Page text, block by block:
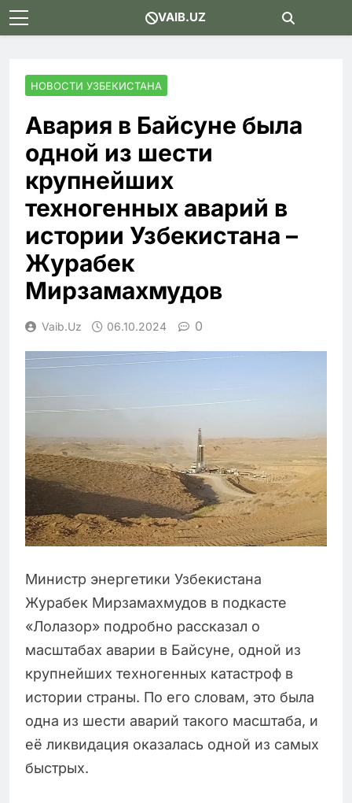
Skip
to
VAIB.UZ
НОВОСТИ УЗБЕКИСТАНА
Авария в Байсуне была
одной из шести
крупнейших
техногенных аварий в
истории Узбекистана –
Журабек
Мирзамахмудов
Vaib.uz 06.10.2024 0
Министр энергетики Узбекистана
Журабек Мирзамахмудов в подкасте
«Лолазор» подробно рассказал о
масштабах аварии в Байсуне, одной из
крупнейших техногенных катастроф в
истории страны. По его словам, это была
одна из шести аварий такого масштаба, и
её ликвидация оказалась одной из самых
быстрых.